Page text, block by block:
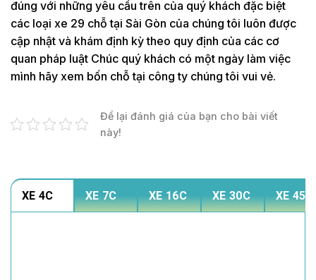
đúng với những yêu cầu trên của quý khách đặc biệt
các loại xe 29 chỗ tại Sài Gòn của chúng tôi luôn được
cập nhật và khám định kỳ theo quy định của các cơ
quan pháp luật Chúc quý khách có một ngày làm việc
mình hãy xem bốn chỗ tại công ty chúng tôi vui vẻ.
Để lại đánh giá của bạn cho bài viết
này!
XE 4C XE 7C XE 16C XE 30C XE 45C